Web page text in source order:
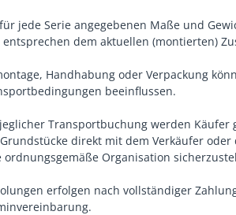
jede Serie angegebenen Maße und
entsprechen dem aktuellen (montierten)
Handhabung oder Verpackung
beeinflussen.
Transportbuchung werden
direkt mit dem Verkäufer
ordnungsgemäße Organisation
erfolgen nach vollständiger